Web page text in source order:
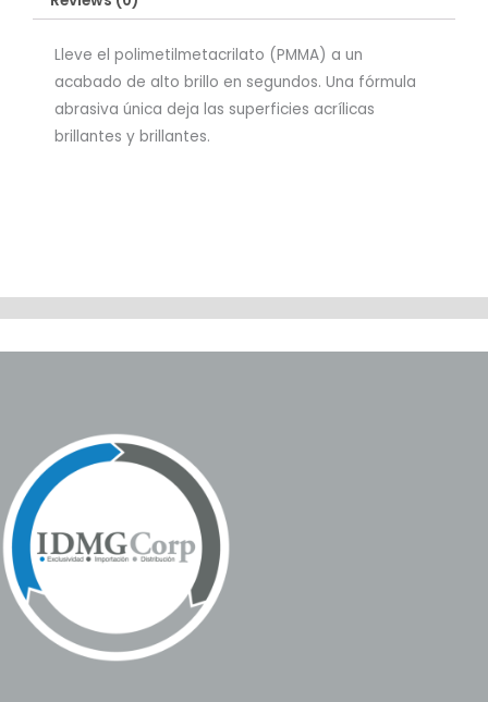
Lleve el polimetilmetacrilato (PMMA) a un
acabado de alto brillo en segundos. Una fórmula
abrasiva única deja las superficies acrílicas
brillantes y brillantes.